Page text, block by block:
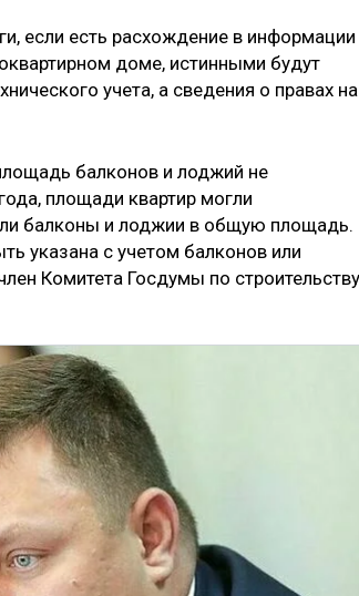
если есть расхождение в информации
доме, истинными будут
учета, а сведения о правах на
балконов и лоджий не
площади квартир могли
балконы и лоджии в общую площадь.
указана с учетом балконов или
Комитета Госдумы по строительству